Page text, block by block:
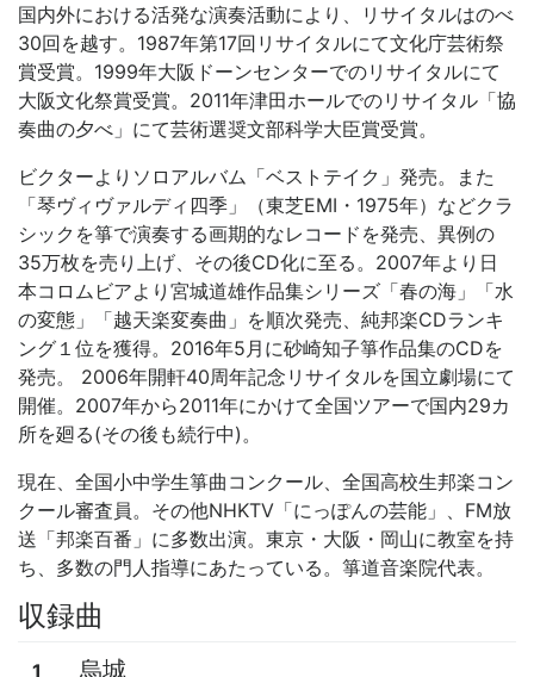
国内外における活発な演奏活動により、リサイタルはのべ
30回を越す。1987年第17回リサイタルにて文化庁芸術祭
賞受賞。1999年大阪ドーンセンターでのリサイタルにて
大阪文化祭賞受賞。2011年津田ホールでのリサイタル「協
奏曲の夕べ」にて芸術選奨文部科学大臣賞受賞。
ビクターよりソロアルバム「ベストテイク」発売。また
「琴ヴィヴァルディ四季」（東芝EMI・1975年）などクラ
シックを箏で演奏する画期的なレコードを発売、異例の
35万枚を売り上げ、その後CD化に至る。2007年より日
本コロムビアより宮城道雄作品集シリーズ「春の海」「水
の変態」「越天楽変奏曲」を順次発売、純邦楽CDランキ
ング１位を獲得。2016年5月に砂崎知子箏作品集のCDを
発売。 2006年開軒40周年記念リサイタルを国立劇場にて
開催。2007年から2011年にかけて全国ツアーで国内29カ
所を廻る(その後も続行中)。
現在、全国小中学生箏曲コンクール、全国高校生邦楽コン
クール審査員。その他NHKTV「にっぽんの芸能」、FM放
送「邦楽百番」に多数出演。東京・大阪・岡山に教室を持
ち、多数の門人指導にあたっている。箏道音楽院代表。
収録曲
1 烏城